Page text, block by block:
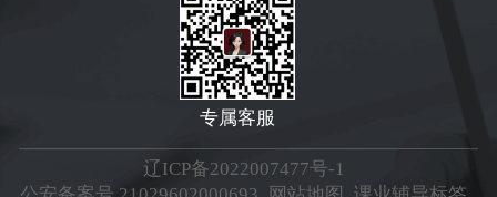
专属客服
辽ICP备2022007477号-1